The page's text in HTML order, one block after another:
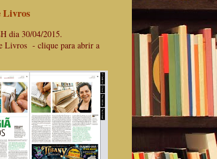
Livros
dia 30/04/2015.
Livros - clique para abrir a